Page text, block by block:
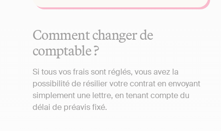
Comment changer de
comptable ?
Si tous vos frais sont réglés, vous avez la
possibilité de résilier votre contrat en envoyant
simplement une lettre, en tenant compte du
délai de préavis fixé.